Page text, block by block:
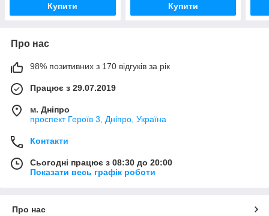
Купити Купити
Про нас
98% позитивних з 170 відгуків за рік
Працює з 29.07.2019
м. Дніпро
проспект Героїв 3, Дніпро, Україна
Контакти
Сьогодні працює з 08:30 до 20:00
Показати весь графік роботи
Про нас